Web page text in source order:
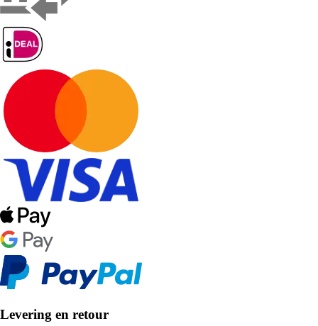
Levering en retour